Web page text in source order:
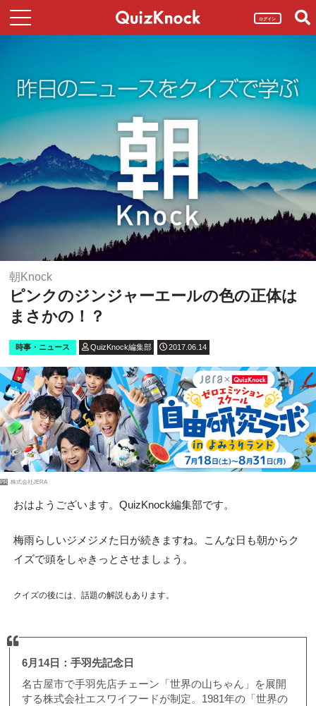
ログイン
朝Knock
ピンクのジンジャーエールの色の正体は
まさかの！？
時事・ニュース QuizKnock編集部 2017.06.14
PR 株式会社JERA
おはようございます。QuizKnock編集部です。
梅雨らしいジメジメた日が続きますね。こんな日も朝からク
イズで頭をしゃきっとさせましょう。
クイズの後には、話題の解説もあります。
6月14日：手羽先記念日
名古屋市で手羽先店チェーン「世界の山ちゃん」を展開
する株式会社エスワイフードが制定。1981年の「世界の